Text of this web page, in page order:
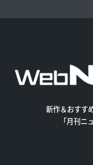
新作＆おすす
「月刊ニ